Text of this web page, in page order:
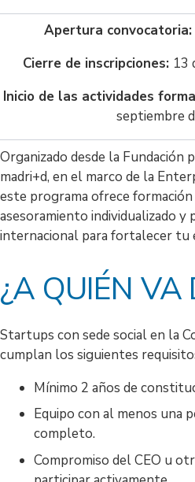
Apertura convocatoria:
Cierre de inscripciones: 13
Inicio de las actividades
septiembre
Organizado desde la Fundación
madri+d, en el marco de la
este programa ofrece formación
asesoramiento individualizado y
internacional para fortalecer tu
¿A QUIÉN VA
Startups con sede social en la
cumplan los siguientes
Mínimo 2 años de
Equipo con al menos una
completo.
Compromiso del CEO u